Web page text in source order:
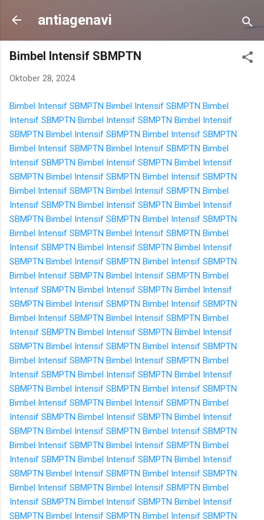
Langsung ke konten utama
antiagenavi
Bimbel Intensif SBMPTN
Oktober 28, 2024
Bimbel Intensif SBMPTN Bimbel Intensif SBMPTN Bimbel
Intensif SBMPTN Bimbel Intensif SBMPTN Bimbel Intensif
SBMPTN Bimbel Intensif SBMPTN Bimbel Intensif SBMPTN
Bimbel Intensif SBMPTN Bimbel Intensif SBMPTN Bimbel
Intensif SBMPTN Bimbel Intensif SBMPTN Bimbel Intensif
SBMPTN Bimbel Intensif SBMPTN Bimbel Intensif SBMPTN
Bimbel Intensif SBMPTN Bimbel Intensif SBMPTN Bimbel
Intensif SBMPTN Bimbel Intensif SBMPTN Bimbel Intensif
SBMPTN Bimbel Intensif SBMPTN Bimbel Intensif SBMPTN
Bimbel Intensif SBMPTN Bimbel Intensif SBMPTN Bimbel
Intensif SBMPTN Bimbel Intensif SBMPTN Bimbel Intensif
SBMPTN Bimbel Intensif SBMPTN Bimbel Intensif SBMPTN
Bimbel Intensif SBMPTN Bimbel Intensif SBMPTN Bimbel
Intensif SBMPTN Bimbel Intensif SBMPTN Bimbel Intensif
SBMPTN Bimbel Intensif SBMPTN Bimbel Intensif SBMPTN
Bimbel Intensif SBMPTN Bimbel Intensif SBMPTN Bimbel
Intensif SBMPTN Bimbel Intensif SBMPTN Bimbel Intensif
SBMPTN Bimbel Intensif SBMPTN Bimbel Intensif SBMPTN
Bimbel Intensif SBMPTN Bimbel Intensif SBMPTN Bimbel
Intensif SBMPTN Bimbel Intensif SBMPTN Bimbel Intensif
SBMPTN Bimbel Intensif SBMPTN Bimbel Intensif SBMPTN
Bimbel Intensif SBMPTN Bimbel Intensif SBMPTN Bimbel
Intensif SBMPTN Bimbel Intensif SBMPTN Bimbel Intensif
SBMPTN Bimbel Intensif SBMPTN Bimbel Intensif SBMPTN
Bimbel Intensif SBMPTN Bimbel Intensif SBMPTN Bimbel
Intensif SBMPTN Bimbel Intensif SBMPTN Bimbel Intensif
SBMPTN Bimbel Intensif SBMPTN Bimbel Intensif SBMPTN
Bimbel Intensif SBMPTN Bimbel Intensif SBMPTN Bimbel
Intensif SBMPTN Bimbel Intensif SBMPTN Bimbel Intensif
SBMPTN Bimbel Intensif SBMPTN Bimbel Intensif SBMPTN